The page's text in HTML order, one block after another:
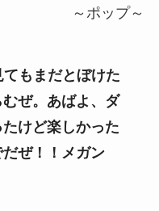
～ポップ～
もまだとぼけた
ぜ。あばよ、ダ
けど楽しかった
ぜ！！メガン